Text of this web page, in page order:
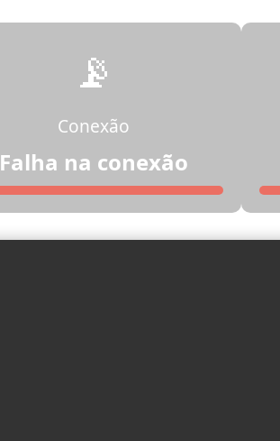
📡
Conexão
Falha na conexão